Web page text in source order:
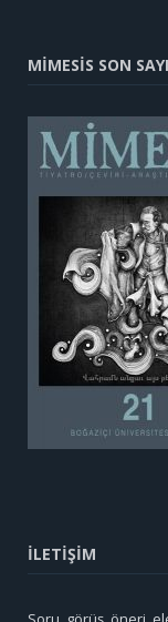
MİMESİS SON SAYI
İLETİŞİM